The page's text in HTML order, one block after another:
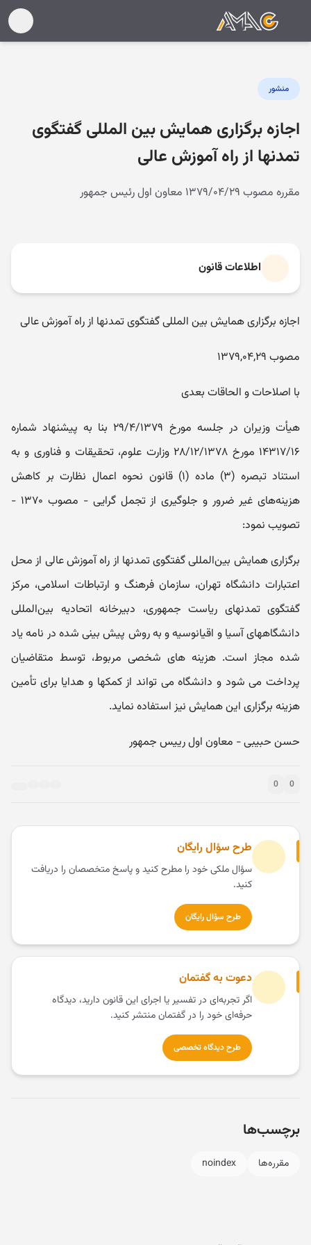
منشور
اجازه برگزاری همایش بین المللی گفتگوی
تمدنها از راه آموزش عالی
مقرره مصوب ۱۳۷۹/۰۴/۲۹ معاون اول رئیس جمهور
اطلاعات قانون
اجازه برگزاری همایش بین المللی گفتگوی تمدنها از راه آموزش عالی
مصوب ۱۳۷۹,۰۴,۲۹
با اصلاحات و الحاقات بعدی
هیأت وزیران در جلسه مورخ ۲۹/۴/۱۳۷۹ بنا به پیشنهاد شماره
۱۴۳۱۷/۱۶ مورخ ۲۸/۱۲/۱۳۷۸ وزارت علوم، تحقیقات و فناوری و به
‌استناد تبصره (۳) ماده (۱) قانون نحوه اعمال نظارت بر کاهش
هزینه‌های غیر ضرور و جلوگیری از تجمل گرایی - مصوب ۱۳۷۰ -
تصویب ‌نمود:
‌برگزاری ‌همایش بین‌المللی گفتگوی تمدنها از راه آموزش عالی از محل
اعتبارات دانشگاه تهران، سازمان فرهنگ و ارتباطات ‌اسلامی، مرکز
گفتگوی تمدنهای ریاست جمهوری، دبیرخانه اتحادیه بین‌المللی
دانشگاههای آسیا و اقیانوسیه و به روش پیش بینی شده در نامه یاد
شده مجاز است. هزینه های شخصی مربوط، توسط متقاضیان
پرداخت می شود و دانشگاه می تواند از کمکها و هدایا برای تأ‌مین
هزینه برگزاری این همایش نیز استفاده نماید.
حسن حبیبی - معاون اول رییس جمهور
0
0
طرح سؤال رایگان
سؤال ملکی خود را مطرح کنید و پاسخ متخصصان را دریافت
کنید.
طرح سؤال رایگان
دعوت به گفتمان
اگر تجربه‌ای در تفسیر یا اجرای این قانون دارید، دیدگاه
حرفه‌ای خود را در گفتمان منتشر کنید.
طرح دیدگاه تخصصی
برچسب‌ها
مقرره‌ها noindex